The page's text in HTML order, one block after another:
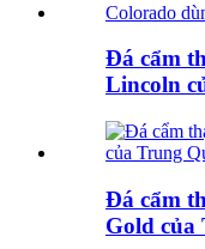
Đá cẩm
Lincoln
Đá cẩm
Gold của